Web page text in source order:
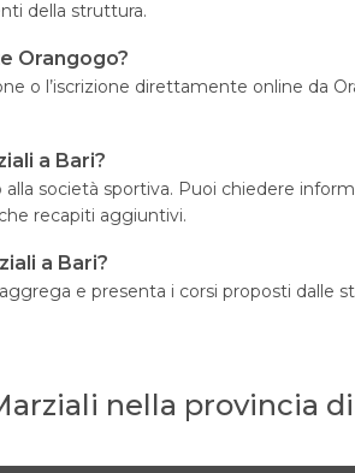
della struttura.
Orangogo?
o l’iscrizione direttamente online da
a Bari?
società sportiva. Puoi chiedere
recapiti aggiuntivi.
a Bari?
e presenta i corsi proposti dalle
nella provincia